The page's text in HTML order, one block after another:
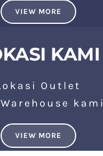
VIEW MORE
KAMI
Outlet
kami
VIEW MORE